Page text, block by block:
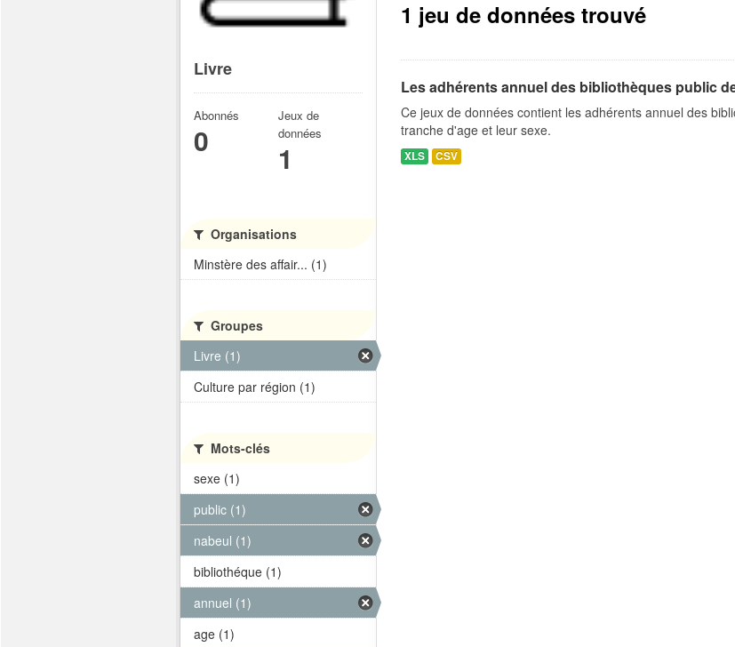
1 jeu de données trouvé
Les adhérents annuel des bibliothèques public
Ce jeux de données contient les adhérents annuel des
tranche d'age et leur sexe.
XLS CSV
Livre
Abonnés
0
Jeux de
données
1
Organisations
Minstère des affair... (1)
Groupes
Livre (1)
Culture par région (1)
Mots-clés
sexe (1)
public (1)
nabeul (1)
bibliothéque (1)
annuel (1)
age (1)